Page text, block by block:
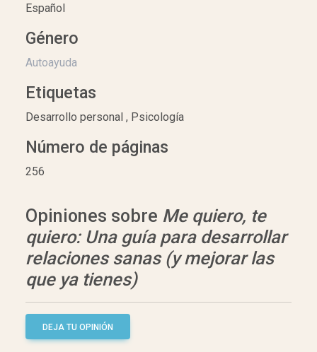
Español
Género
Autoayuda
Etiquetas
Desarrollo personal , Psicología
Número de páginas
256
Opiniones sobre Me quiero, te
quiero: Una guía para desarrollar
relaciones sanas (y mejorar las
que ya tienes)
DEJA TU OPINIÓN